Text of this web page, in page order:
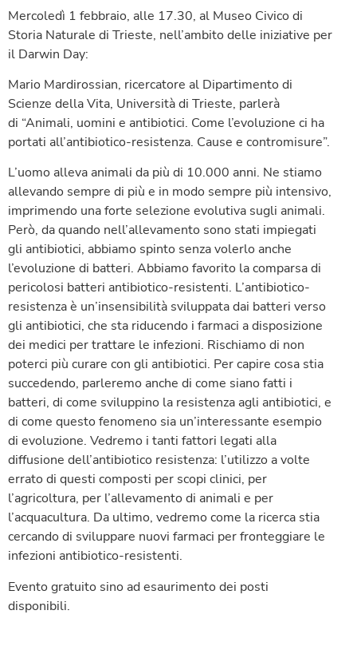
Mercoledì 1 febbraio, alle 17.30, al Museo Civico di
Storia Naturale di Trieste, nell’ambito delle iniziative per
il Darwin Day:
Mario Mardirossian, ricercatore al Dipartimento di
Scienze della Vita, Università di Trieste, parlerà
di “Animali, uomini e antibiotici. Come l’evoluzione ci ha
portati all’antibiotico-resistenza. Cause e contromisure”.
L’uomo alleva animali da più di 10.000 anni. Ne stiamo
allevando sempre di più e in modo sempre più intensivo,
imprimendo una forte selezione evolutiva sugli animali.
Però, da quando nell’allevamento sono stati impiegati
gli antibiotici, abbiamo spinto senza volerlo anche
l’evoluzione di batteri. Abbiamo favorito la comparsa di
pericolosi batteri antibiotico-resistenti. L’antibiotico-
resistenza è un’insensibilità sviluppata dai batteri verso
gli antibiotici, che sta riducendo i farmaci a disposizione
dei medici per trattare le infezioni. Rischiamo di non
poterci più curare con gli antibiotici. Per capire cosa stia
succedendo, parleremo anche di come siano fatti i
batteri, di come sviluppino la resistenza agli antibiotici, e
di come questo fenomeno sia un’interessante esempio
di evoluzione. Vedremo i tanti fattori legati alla
diffusione dell’antibiotico resistenza: l’utilizzo a volte
errato di questi composti per scopi clinici, per
l’agricoltura, per l’allevamento di animali e per
l’acquacultura. Da ultimo, vedremo come la ricerca stia
cercando di sviluppare nuovi farmaci per fronteggiare le
infezioni antibiotico-resistenti.
Evento gratuito sino ad esaurimento dei posti
disponibili.